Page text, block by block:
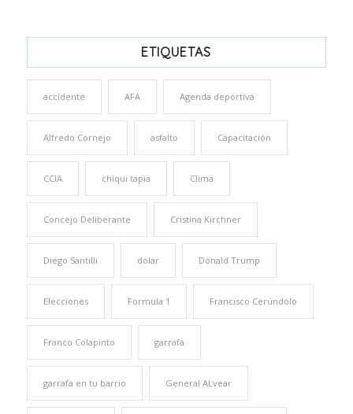
ETIQUETAS
accidente AFA Agenda deportiva
Alfredo Cornejo asfalto Capacitación
CCIA chiqui tapia Clima
Concejo Deliberante Cristina Kirchner
Diego Santilli dolar Donald Trump
Elecciones Formula 1 Francisco Cerúndolo
Franco Colapinto garrafa
garrafa en tu barrio General ALvear